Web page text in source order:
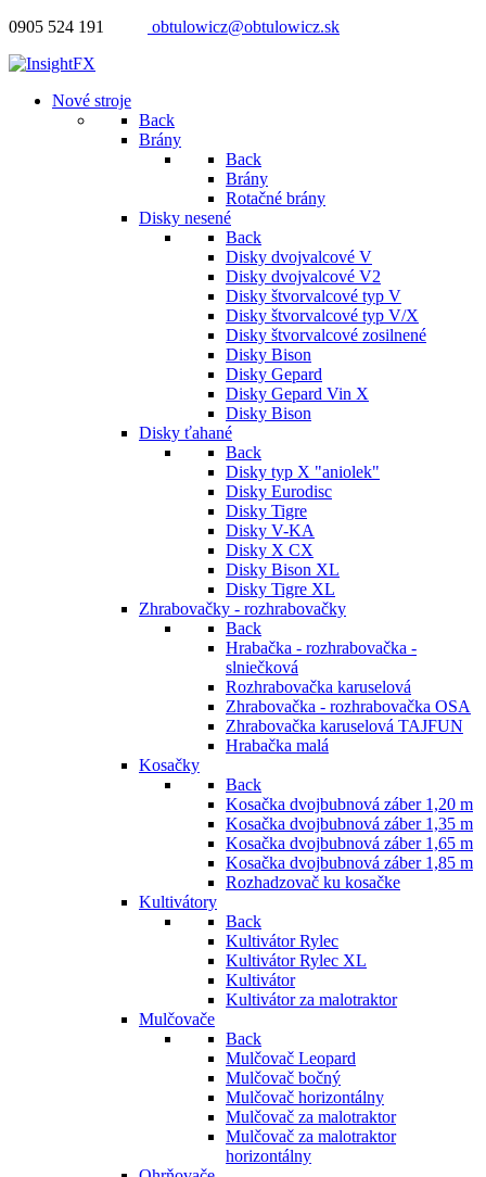
0905 524 191 obtulowicz@obtulowicz.sk
Nové stroje
Back
Brány
Back
Brány
Rotačné brány
Disky nesené
Back
Disky dvojvalcové V
Disky dvojvalcové V2
Disky štvorvalcové typ V
Disky štvorvalcové typ V/X
Disky štvorvalcové zosilnené
Disky Bison
Disky Gepard
Disky Gepard Vin X
Disky Bison
Disky ťahané
Back
Disky typ X "aniolek"
Disky Eurodisc
Disky Tigre
Disky V-KA
Disky X CX
Disky Bison XL
Disky Tigre XL
Zhrabovačky - rozhrabovačky
Back
Hrabačka - rozhrabovačka -
slniečková
Rozhrabovačka karuselová
Zhrabovačka - rozhrabovačka OSA
Zhrabovačka karuselová TAJFUN
Hrabačka malá
Kosačky
Back
Kosačka dvojbubnová záber 1,20 m
Kosačka dvojbubnová záber 1,35 m
Kosačka dvojbubnová záber 1,65 m
Kosačka dvojbubnová záber 1,85 m
Rozhadzovač ku kosačke
Kultivátory
Back
Kultivátor Rylec
Kultivátor Rylec XL
Kultivátor
Kultivátor za malotraktor
Mulčovače
Back
Mulčovač Leopard
Mulčovač bočný
Mulčovač horizontálny
Mulčovač za malotraktor
Mulčovač za malotraktor
horizontálny